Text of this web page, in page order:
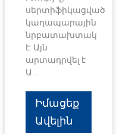
սերտիֆիկացված
կաղապարային
նրբատախտակ
է: Այն
արտադրվել է
Ա...
Իմացեք
Ավելին